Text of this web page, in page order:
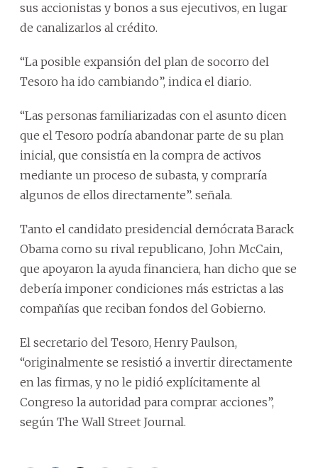
sus accionistas y bonos a sus ejecutivos, en lugar
de canalizarlos al crédito.
“La posible expansión del plan de socorro del
Tesoro ha ido cambiando”, indica el diario.
“Las personas familiarizadas con el asunto dicen
que el Tesoro podría abandonar parte de su plan
inicial, que consistía en la compra de activos
mediante un proceso de subasta, y compraría
algunos de ellos directamente”. señala.
Tanto el candidato presidencial demócrata Barack
Obama como su rival republicano, John McCain,
que apoyaron la ayuda financiera, han dicho que se
debería imponer condiciones más estrictas a las
compañías que reciban fondos del Gobierno.
El secretario del Tesoro, Henry Paulson,
“originalmente se resistió a invertir directamente
en las firmas, y no le pidió explícitamente al
Congreso la autoridad para comprar acciones”,
según The Wall Street Journal.